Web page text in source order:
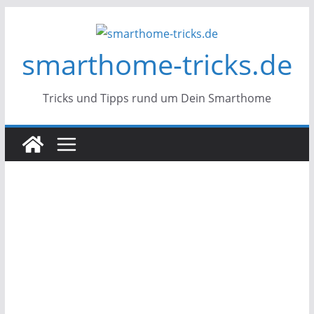
smarthome-tricks.de
Tricks und Tipps rund um Dein Smarthome